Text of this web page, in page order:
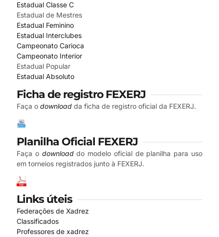
Estadual Classe C
Estadual de Mestres
Estadual Feminino
Estadual Interclubes
Campeonato Carioca
Campeonato Interior
Estadual Popular
Estadual Absoluto
Ficha de registro FEXERJ
Faça o download da ficha de registro oficial da FEXERJ.
Planilha Oficial FEXERJ
Faça o downloaddo modelo oficial de planilha para uso
em torneios registrados junto à FEXERJ.
Links úteis
Federações de Xadrez
Classificados
Professores de xadrez